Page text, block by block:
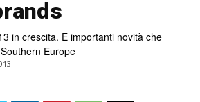
in crescita. E importanti novità che
Europe